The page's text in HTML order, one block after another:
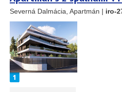
Severná Dalmácia, Apartmán | iro-